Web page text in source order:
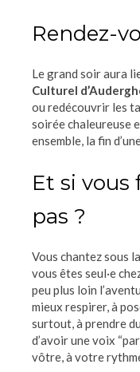
Rendez-
Le grand soir aura
Culturel
ou redécouvrir les
soirée chaleureuse
ensemble, la fin
Et si vous
pas ?
Vous chantez sous
vous êtes seul·e
peu plus loin
mieux respirer, à
surtout, à prendre
d’avoir une voix
vôtre, à votre